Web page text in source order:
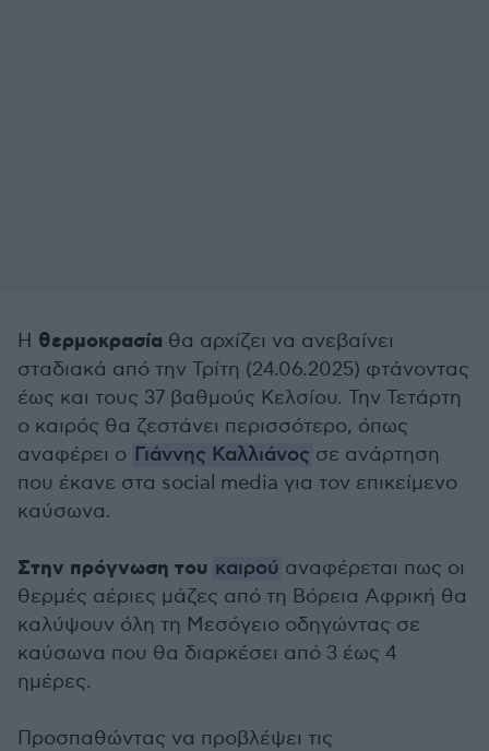
Η θερμοκρασία θα αρχίζει να ανεβαίνει
σταδιακά από την Τρίτη (24.06.2025) φτάνοντας
έως και τους 37 βαθμούς Κελσίου. Την Τετάρτη
ο καιρός θα ζεστάνει περισσότερο, όπως
αναφέρει ο Γιάννης Καλλιάνος σε ανάρτηση
που έκανε στα social media για τον επικείμενο
καύσωνα.
Στην πρόγνωση του καιρού αναφέρεται πως οι
θερμές αέριες μάζες από τη Βόρεια Αφρική θα
καλύψουν όλη τη Μεσόγειο οδηγώντας σε
καύσωνα που θα διαρκέσει από 3 έως 4
ημέρες.
Προσπαθώντας να προβλέψει τις